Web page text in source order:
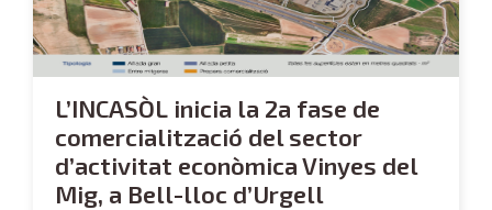
L’INCASÒL inicia la 2a fase de
comercialització del sector
d’activitat econòmica Vinyes del
Mig, a Bell-lloc d’Urgell